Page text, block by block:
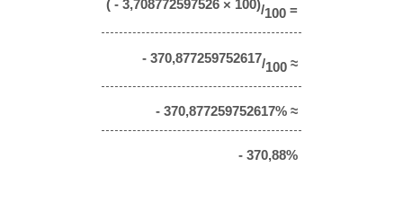
( - 3,708772597526 × 100)/100=
- 370,877259752617/100≈
- 370,877259752617% ≈
- 370,88%